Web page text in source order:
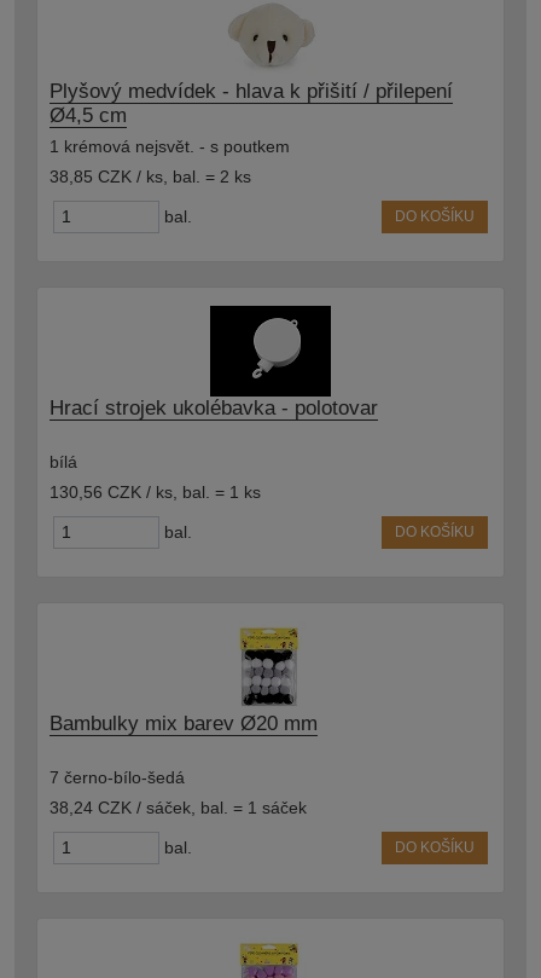
Plyšový medvídek - hlava k přišití / přilepení
Ø4,5 cm
1 krémová nejsvět. - s poutkem
38,85 CZK / ks bal. = 2 ks
bal. DO KOŠÍKU
Hrací strojek ukolébavka - polotovar
bílá
130,56 CZK / ks bal. = 1 ks
bal. DO KOŠÍKU
Bambulky mix barev Ø20 mm
7 černo-bílo-šedá
38,24 CZK / sáček bal. = 1 sáček
bal. DO KOŠÍKU